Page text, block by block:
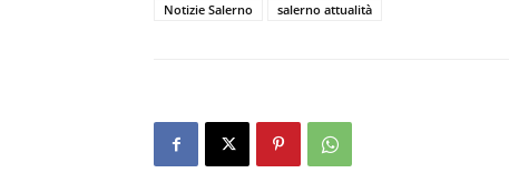
Notizie Salerno
salerno attualità